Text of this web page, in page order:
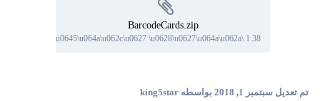
BarcodeCards.zip
1.38 \u0645\u064a\u062c\u0627 \u0628\u0627\u064a\u062a
·
تم تعديل سبتمبر 1, 2018 بواسطه king5star